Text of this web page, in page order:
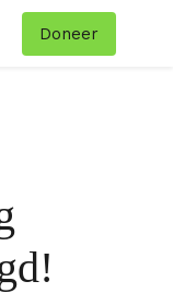
Doneer